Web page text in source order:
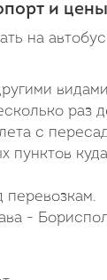
и
на
раз
с
перевозкам.
-